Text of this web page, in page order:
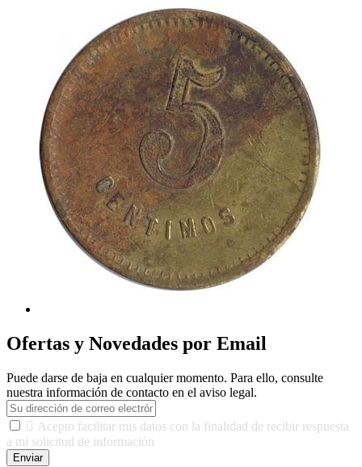
Ofertas y Novedades por Email
Puede darse de baja en cualquier momento. Para ello, consulte
nuestra información de contacto en el aviso legal.
 Acepto facilitar mis datos con la finalidad de recibir respuesta
a mi solicitud de información
Enviar